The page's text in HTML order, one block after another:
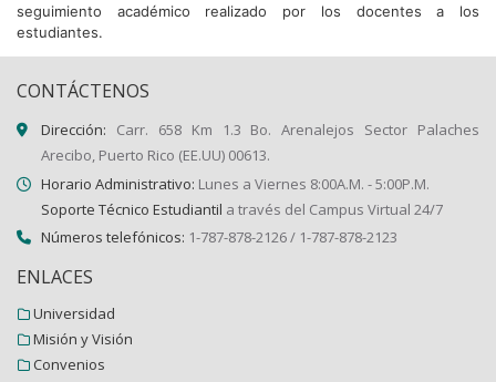
seguimiento académico realizado por los docentes a los
estudiantes.
CONTÁCTENOS
Dirección: Carr. 658 Km 1.3 Bo. Arenalejos Sector Palaches
Arecibo, Puerto Rico (EE.UU) 00613.
Horario Administrativo: Lunes a Viernes 8:00A.M. - 5:00P.M.
Soporte Técnico Estudiantil a través del Campus Virtual 24/7
Números telefónicos: 1-787-878-2126 / 1-787-878-2123
ENLACES
Universidad
Misión y Visión
Convenios